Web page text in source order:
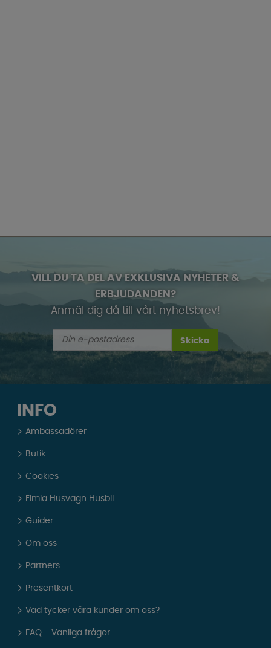
VILL DU TA DEL AV EXKLUSIVA NYHETER &
ERBJUDANDEN?
Anmäl dig då till vårt nyhetsbrev!
Skicka
INFO
Ambassadörer
Butik
Cookies
Elmia Husvagn Husbil
Guider
Om oss
Partners
Presentkort
Vad tycker våra kunder om oss?
FAQ - Vanliga frågor